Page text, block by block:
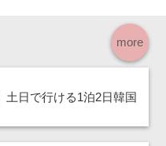
more
土日で行ける1泊2日韓国